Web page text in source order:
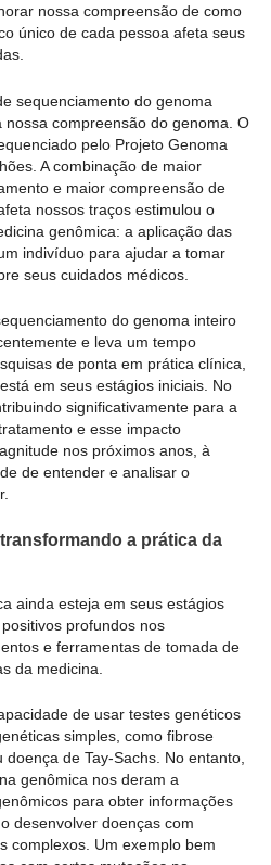
nossa compreensão de como
único de cada pessoa afeta seus
sequenciamento do genoma
compreensão do genoma. O
pelo Projeto Genoma
A combinação de maior
e maior compreensão de
nossos traços estimulou o
genômica: a aplicação das
indivíduo para ajudar a tomar
seus cuidados médicos.
do genoma inteiro
e leva um tempo
de ponta em prática clínica,
em seus estágios iniciais. No
significativamente para a
e esse impacto
nos próximos anos, à
de entender e analisar o
a prática da
ainda esteja em seus estágios
profundos nos
e ferramentas de tomada de
da medicina.
de usar testes genéticos
simples, como fibrose
de Tay-Sachs. No entanto,
genômica nos deram a
para obter informações
desenvolver doenças com
complexos. Um exemplo bem